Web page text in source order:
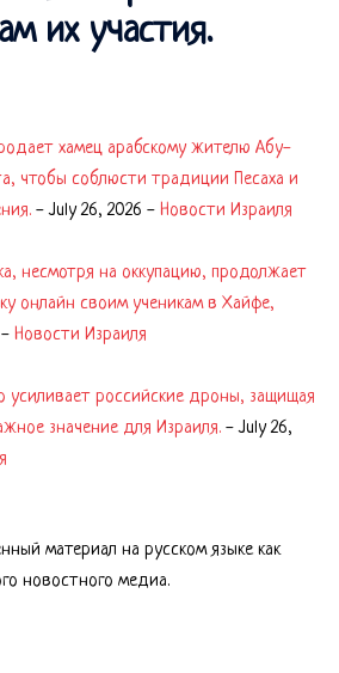
их участия.
хамец арабскому жителю Абу-
чтобы соблюсти традиции Песаха и
-July 26, 2026 - Новости Израиля
несмотря на оккупацию, продолжает
онлайн своим ученикам в Хайфе,
- Новости Израиля
усиливает российские дроны, защищая
значение для Израиля. -July 26,
материал на русском языке как
новостного медиа.